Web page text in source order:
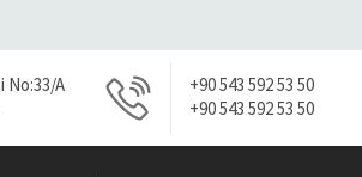
No:33/A
+90 543 592 53 50
+90 543 592 53 50